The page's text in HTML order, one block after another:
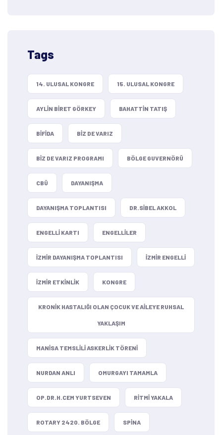
Tags
14. ULUSAL KONGRE 15. ULUSAL KONGRE
AYLIN BIRET GÖRKEY BAHATTIN TATIŞ
BIFIDA BIZ DE VARIZ
BIZ DE VARIZ PROGRAMI BÖLGE GUVERNÖRÜ
CBÜ DAYANIŞMA
DAYANIŞMA TOPLANTISI DR.SIBEL AKKOL
ENGELLI KARTI ENGELLILER
IZMIR DAYANIŞMA TOPLANTISI IZMIR ENGELLI
IZMIR ETKINLIK KONGRE
KRONIK HASTALIĞI OLAN ÇOCUK VE AILEYE RUHSAL
YAKLAŞIM
MANISA TEMSLILI ASKERLIK TÖRENI
NURDAN ANLI OMURGAYI TAMAMLA
OP.DR.H.CEM YURTSEVEN RITMI YAKALA
ROTARY 2420. BÖLGE SPINA